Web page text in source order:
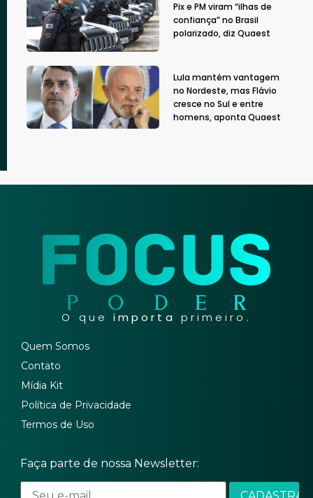
Pix e PM viram “ilhas de
confiança” no Brasil
polarizado, diz Quaest
Lula mantém vantagem
no Nordeste, mas Flávio
cresce no Sul e entre
homens, aponta Quaest
O que importa primeiro.
Quem Somos
Contato
Mídia Kit
Política de Privacidade
Termos de Uso
Faça parte de nossa Newsletter: